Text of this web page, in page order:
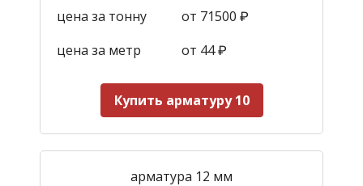
цена за тонну
от 71500 ₽
цена за метр
от 44₽
Купить арматуру 10
арматура 12 мм